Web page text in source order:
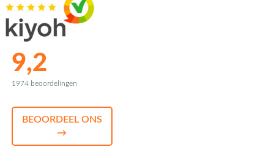
9,2
1974 beoordelingen
BEOORDEEL ONS
→